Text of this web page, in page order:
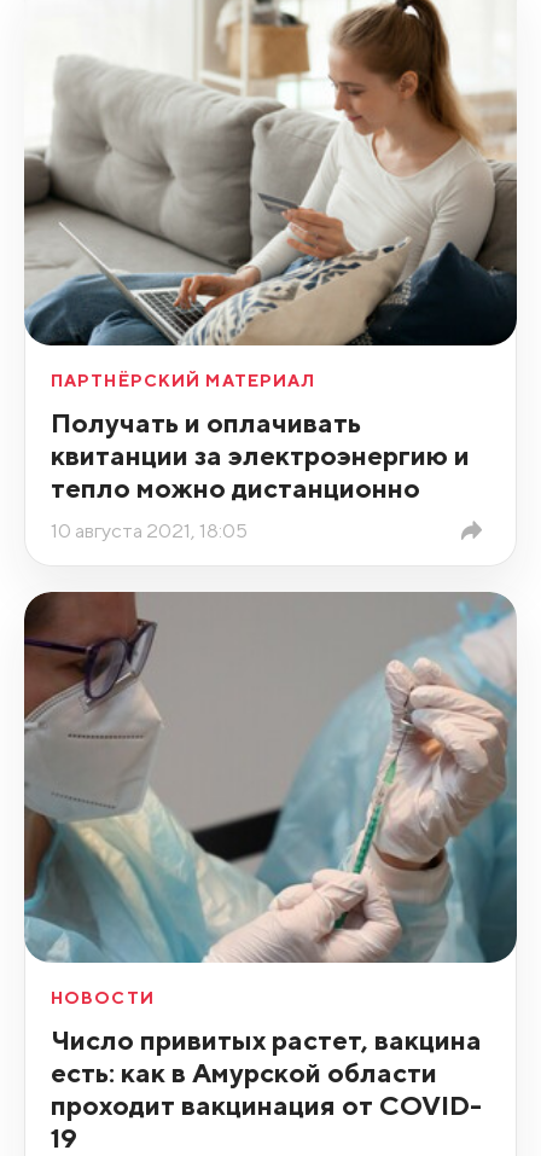
ПАРТНЁРСКИЙ МАТЕРИАЛ
Получать и оплачивать
квитанции за электроэнергию и
тепло можно дистанционно
10 августа 2021, 18:05
НОВОСТИ
Число привитых растет, вакцина
есть: как в Амурской области
проходит вакцинация от COVID-
19